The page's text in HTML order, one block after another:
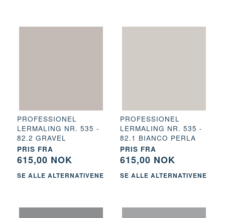
PROFESSIONEL
LERMALING NR. 535 -
82.2 GRAVEL
PRIS FRA
615,00 NOK
SE ALLE ALTERNATIVENE
PROFESSIONEL
LERMALING NR. 535 -
82.1 BIANCO PERLA
PRIS FRA
615,00 NOK
SE ALLE ALTERNATIVENE